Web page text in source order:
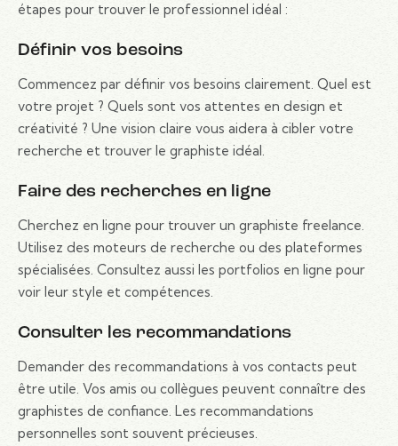
étapes pour trouver le professionnel idéal :
Définir vos besoins
Commencez par définir vos besoins clairement. Quel est
votre projet ? Quels sont vos attentes en design et
créativité ? Une vision claire vous aidera à cibler votre
recherche et trouver le graphiste idéal.
Faire des recherches en ligne
Cherchez en ligne pour trouver un graphiste freelance.
Utilisez des moteurs de recherche ou des plateformes
spécialisées. Consultez aussi les portfolios en ligne pour
voir leur style et compétences.
Consulter les recommandations
Demander des recommandations à vos contacts peut
être utile. Vos amis ou collègues peuvent connaître des
graphistes de confiance. Les recommandations
personnelles sont souvent précieuses.